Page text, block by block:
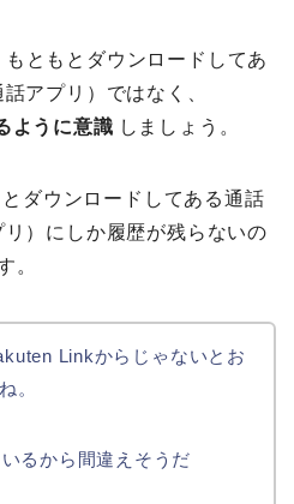
もともとダウンロードしてあ
アプリ）ではなく、
ように意識 しましょう。
ダウンロードしてある通話
）にしか履歴が残らないの
。
Linkからじゃないとお
。
るから間違えそうだ